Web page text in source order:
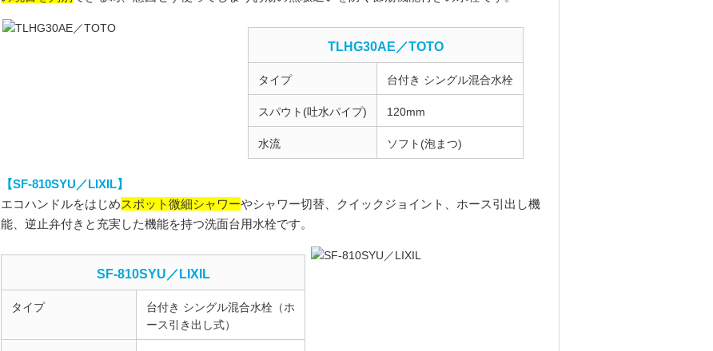
TLHG30AE／TOTO
タイプ 台付き シングル混合水栓
スパウト(吐水パイプ) 120mm
水流 ソフト(泡まつ)
【SF-810SYU／LIXIL】
エコハンドルをはじめスポット微細シャワーやシャワー切替、クイックジョイント、ホース引出し機
能、逆止弁付きと充実した機能を持つ洗面台用水栓です。
SF-810SYU／LIXIL
タイプ
台付き シングル混合水栓（ホ
ース引き出し式）